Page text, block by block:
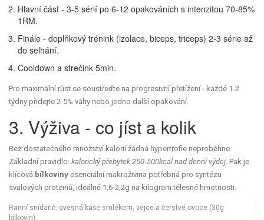
Hlavní část - 3‑5 sérií po 6‑12 opakováních s intenzitou 70‑85%
1RM.
Finále - doplňkový trénink (izolace, biceps, triceps) 2‑3 série až
do selhání.
Cooldown a strečink 5min.
Pro maximální růst se soustřeďte na progresivní přetížení - každé 1‑2
týdny přidejte 2‑5% váhy nebo jedno další opakování.
3. Výživa - co jíst a kolik
Bez dostatečného množství kalorií žádná hypertrofie neproběhne.
Základní pravidlo: kalorický přebytek 250‑500kcal nad denní výdej. Pak je
klíčová bílkoviny esenciální makroživina potřebná pro syntézu
svalových proteinů, ideálně 1,6‑2,2g na kilogram tělesné hmotnosti.
Ranní snídaně: ovesná kaše smlékem, vejce a čerstvé ovoce (30g
bílkovin).